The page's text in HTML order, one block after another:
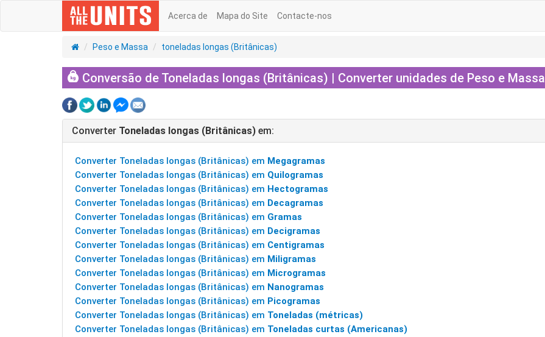
Acerca de Mapa do Site Contacte-nos
Peso e Massa toneladas longas (Britânicas)
Conversão de Toneladas longas (Britânicas) | Converter unidades de Peso e Massa
Converter Toneladas longas (Britânicas) em:
Converter Toneladas longas (Britânicas) em Megagramas
Converter Toneladas longas (Britânicas) em Quilogramas
Converter Toneladas longas (Britânicas) em Hectogramas
Converter Toneladas longas (Britânicas) em Decagramas
Converter Toneladas longas (Britânicas) em Gramas
Converter Toneladas longas (Britânicas) em Decigramas
Converter Toneladas longas (Britânicas) em Centigramas
Converter Toneladas longas (Britânicas) em Miligramas
Converter Toneladas longas (Britânicas) em Microgramas
Converter Toneladas longas (Britânicas) em Nanogramas
Converter Toneladas longas (Britânicas) em Picogramas
Converter Toneladas longas (Britânicas) em Toneladas (métricas)
Converter Toneladas longas (Britânicas) em Toneladas curtas (Americanas)